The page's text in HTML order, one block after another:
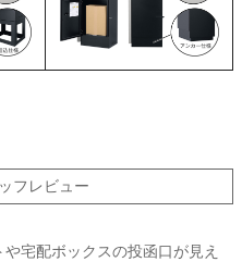
フレビュー
宅配ボックスの投函口が見え